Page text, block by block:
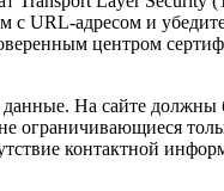
с URL-адресом и
центром
данные. На сайте должны
ограничивающиеся
контактной